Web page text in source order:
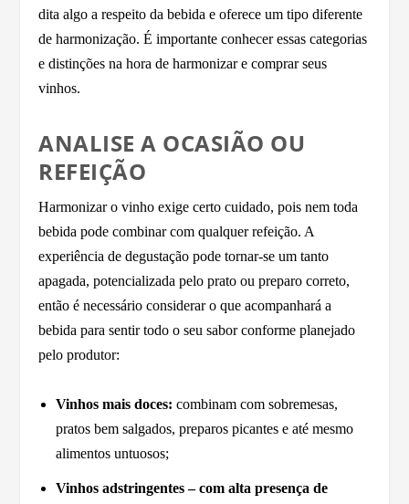
dita algo a respeito da bebida e oferece um tipo diferente
de harmonização. É importante conhecer essas categorias
e distinções na hora de harmonizar e comprar seus
vinhos.
ANALISE A OCASIÃO OU
REFEIÇÃO
Harmonizar o vinho exige certo cuidado, pois nem toda
bebida pode combinar com qualquer refeição. A
experiência de degustação pode tornar-se um tanto
apagada, potencializada pelo prato ou preparo correto,
então é necessário considerar o que acompanhará a
bebida para sentir todo o seu sabor conforme planejado
pelo produtor:
Vinhos mais doces: combinam com sobremesas,
pratos bem salgados, preparos picantes e até mesmo
alimentos untuosos;
Vinhos adstringentes – com alta presença de